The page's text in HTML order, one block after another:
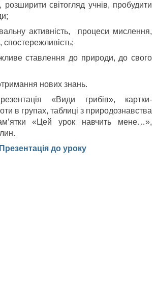
розширити світогляд учнів, пробудити
активність, процеси мислення,
спостережливість;
ставлення до природи, до свого
нових знань.
«Види грибів», картки-
в групах, таблиці з природознавства
«Цей урок навчить мене…»,
Презентація до уроку